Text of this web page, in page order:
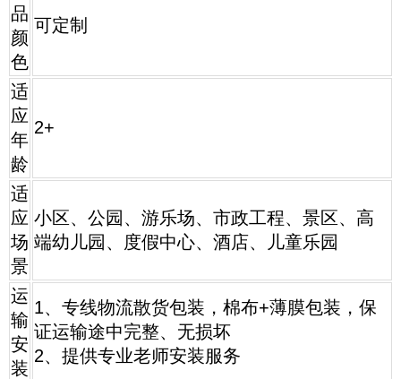
品
颜
色
可定制
适
应
年
龄
2+
适
应
场
景
小区、公园、游乐场、市政工程、景区、高
端幼儿园、度假中心、酒店、儿童乐园
运
输
安
装
1、专线物流散货包装，棉布+薄膜包装，保
证运输途中完整、无损坏
2、提供专业老师安装服务